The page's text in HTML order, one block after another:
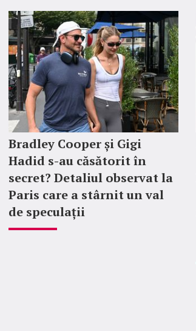
Bradley Cooper și Gigi
Hadid s-au căsătorit în
secret? Detaliul observat la
Paris care a stârnit un val
de speculații